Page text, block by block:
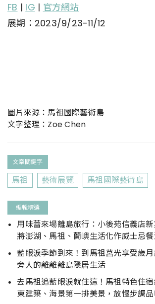
FB | IG | 官方網站
展期：2023/9/23-11/12
圖片來源：馬祖國際藝術島
文字整理：Zoe Chen
文章關鍵字
馬祖 藝術展覽 馬祖國際藝術島
編輯精選
用味蕾來場離島旅行：小後苑信義店新
將澎湖、馬祖、蘭嶼生活化作威士忌
藍眼淚季節到來！到馬祖莒光享受歲
旁人的離離離島隱居生活
去馬祖追藍眼淚就住這！馬祖特色住
東建築、海景第一排美景，放慢步調